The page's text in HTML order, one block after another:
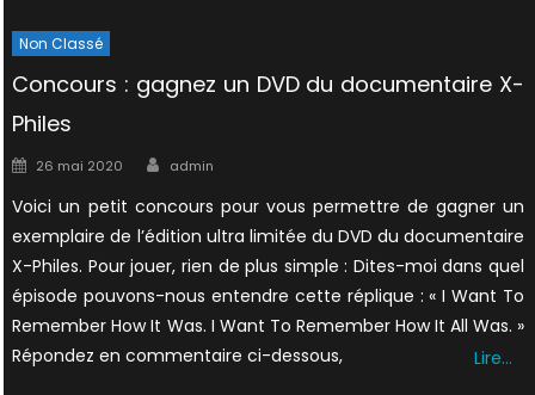
Non Classé
Concours : gagnez un DVD du documentaire X-
Philes
Posted
26 mai 2020 Author
admin
Voici un petit concours pour vous permettre de gagner un
exemplaire de l’édition ultra limitée du DVD du documentaire
X-Philes. Pour jouer, rien de plus simple : Dites-moi dans quel
épisode pouvons-nous entendre cette réplique : « I Want To
Remember How It Was. I Want To Remember How It All Was. »
Répondez en commentaire ci-dessous,
Lire…